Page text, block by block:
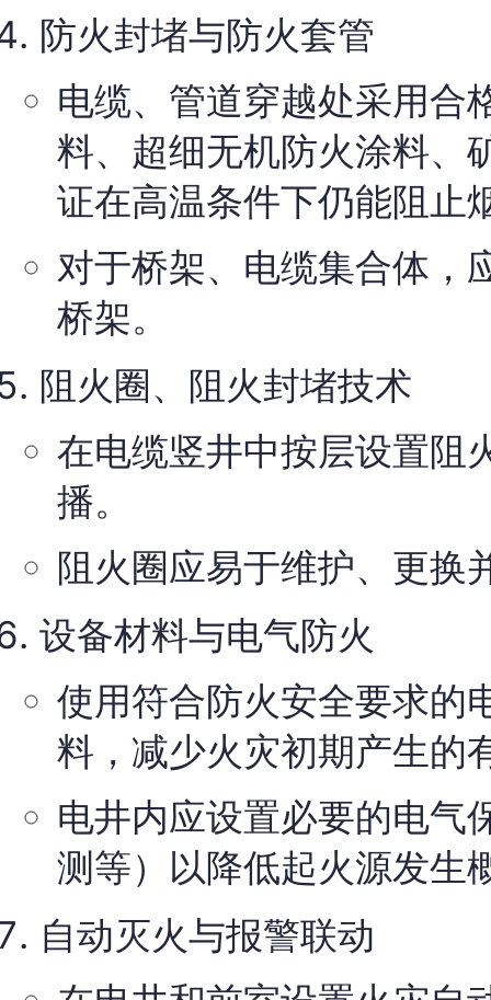
防火封堵与防火套管
电缆、管道穿越处采用合
料、超细无机防火涂料、
证在高温条件下仍能阻止
对于桥架、电缆集合体，
桥架。
阻火圈、阻火封堵技术
在电缆竖井中按层设置阻
播。
阻火圈应易于维护、更换
设备材料与电气防火
使用符合防火安全要求的
料，减少火灾初期产生的
电井内应设置必要的电气
测等）以降低起火源发生
自动灭火与报警联动